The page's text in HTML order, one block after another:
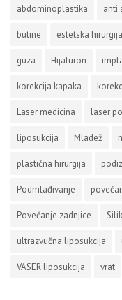
abdominoplastika anti
butine estetska hirurgija
guza Hijaluron
korekcija kapaka
Laser medicina laser
liposukcija Mladež
plastična hirurgija
Podmlađivanje
Povećanje zadnjice
ultrazvučna liposukcija
VASER liposukcija vrat